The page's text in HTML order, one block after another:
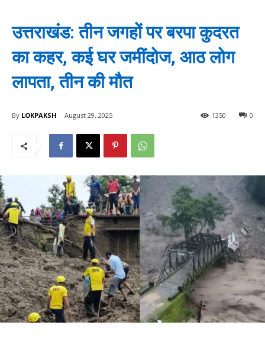
उत्तराखंड: तीन जगहों पर बरपा कुदरत
का कहर, कई घर जमींदोज, आठ लोग
लापता, तीन की मौत
By LOKPAKSH August 29, 2025 0
1350